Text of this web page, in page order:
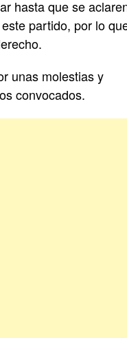
hasta que se
partido, por lo
unas molestias y
convocados.